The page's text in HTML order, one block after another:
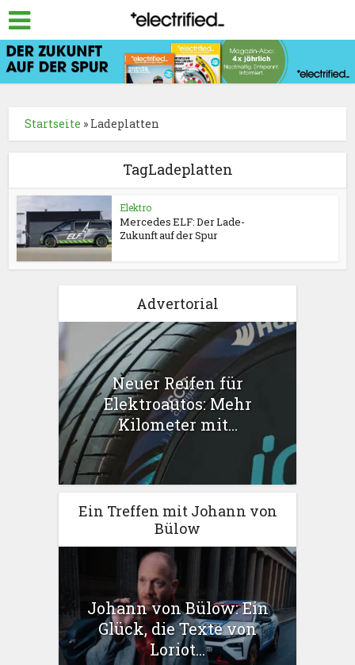
Startseite » Ladeplatten
TagLadeplatten
Elektro
Mercedes ELF: Der Lade-
Zukunft auf der Spur
Advertorial
Neuer Reifen für
Elektroautos: Mehr
Kilometer mit...
Ein Treffen mit Johann von
Bülow
Johann von Bülow: Ein
Glück, die Texte von
Loriot...